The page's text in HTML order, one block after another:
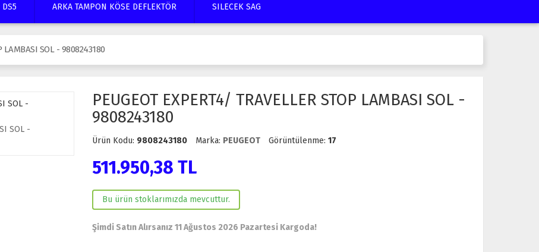
ARKA TAMPON KÖSE DEFLEKTÖR SILECEK SAG
LAMBASI SOL - 9808243180
PEUGEOT EXPERT4/ TRAVELLER STOP LAMBASI SOL -
9808243180
Ürün Kodu: 9808243180 Marka: PEUGEOT Görüntülenme:17
511.950,38 TL
Bu ürün stoklarımızda mevcuttur.
Şimdi Satın Alırsanız 11 Ağustos 2026 Pazartesi Kargoda!